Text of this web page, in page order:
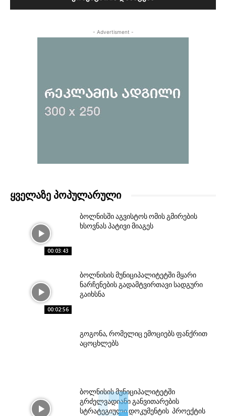
- Advertisment -
ᲧᲕᲔᲚᲐᲖᲔ ᲞᲝᲞᲣᲚᲐᲠᲣᲚᲘ
00:03:43
ბოლნისში აგვისტოს ომის გმირების
ხსოვნას პატივი მიაგეს
00:02:56
ბოლნისის მუნიციპალიტეტში მყარი
ნარჩენების გადამტვირთავი სადგური
გაიხსნა
გოგონა, რომელიც ემოციებს ფანქრით
აცოცხლებს
ბოლნისის მუნიციპალიტეტში
გრძელვადიანი განვითარების
სტრატეგიული დოკუმენტის პროექტის